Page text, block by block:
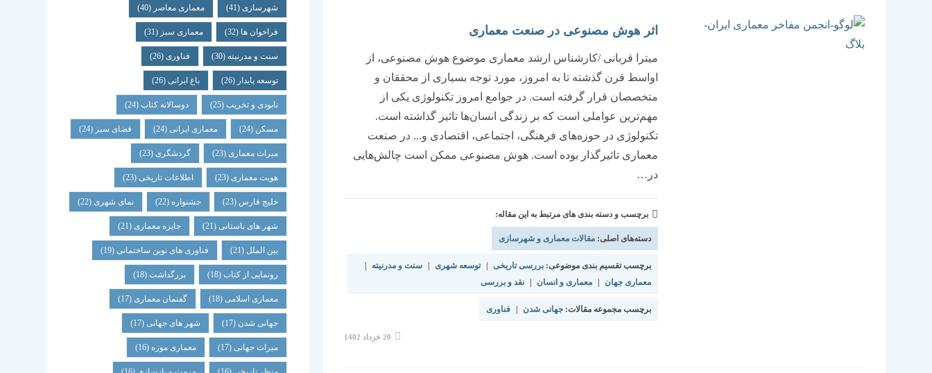
اثر هوش مصنوعی در صنعت معماری
میترا قربانی /کارشناس ارشد معماری موضوع هوش مصنوعی، از
اواسط قرن گذشته تا به امروز، مورد توجه بسیاری از محققان و
متخصصان قرار گرفته است. در جوامع امروز تکنولوژی یکی از
مهم‌ترین عواملی است که بر زندگی انسان‌ها تاثیر گذاشته است.
تکنولوژی در حوزه‌های فرهنگی، اجتماعی، اقتصادی و... در صنعت
معماری تاثیرگذار بوده است. هوش مصنوعی ممکن است چالش‌هایی
در…
برچسب و دسته بندی های مرتبط به این مقاله:
دسته‌های اصلی: مقالات معماری و شهرسازی
برچسب تقسیم بندی موضوعی: بررسی تاریخی توسعه شهری سنت و مدرنیته
معماری جهان
معماری و انسان نقد و بررسی
برچسب مجموعه مقالات: جهانی شدن فناوری
نوشته
20 خرداد 1402
شهرسازی(41) معماری معاصر (40)
فراخوان ها (32) معماری سبز (31)
سنت و مدرنیته (30) فناوری(26)
توسعه پایدار (26) باغ ایرانی(26)
نابودی و تخریب(25) دوسالانه کتاب(24)
مسکن (24) معماری ایرانی(24) فضای سبز (24)
میراث معماری(23) گردشگری(23)
هویت معماری(23) اطلاعات تاریخی(23)
خلیج فارس (23) جشنواره (22) نمای شهری(22)
شهر های باستانی(21) جایزه معماری(21)
بین الملل (21) فناوری های نوین ساختمانی(19)
رونمایی از کتاب(18) بزرگداشت(18)
معماری اسلامی(18) گفتمان معماری(17)
جهانی شدن (17) شهر های جهانی(17)
میراث جهانی(17) معماری موزه (16)